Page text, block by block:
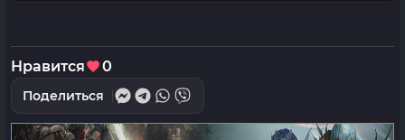
Нравится 0
Поделиться